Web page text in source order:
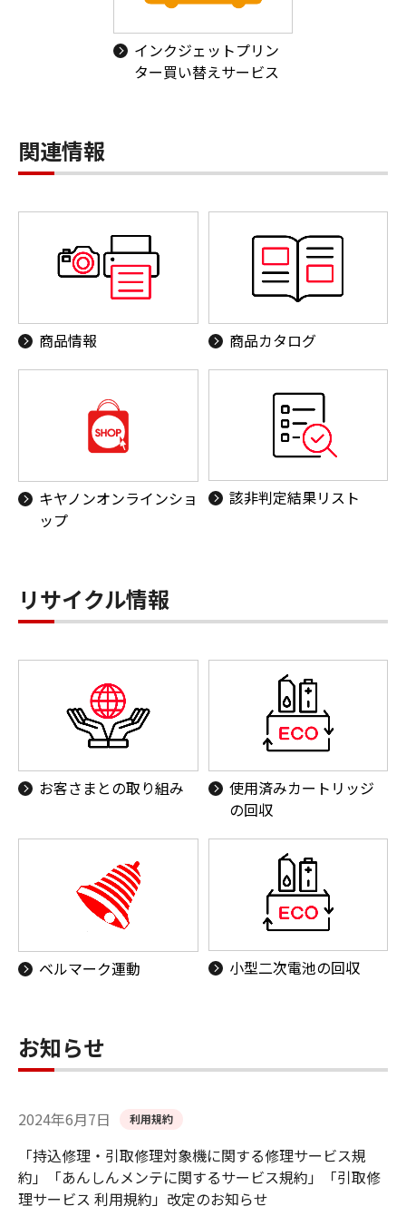
インクジェットプリン
ター買い替えサービス
関連情報
商品情報 商品カタログ
キヤノンオンラインショ
ップ
該非判定結果リスト
リサイクル情報
お客さまとの取り組み
使用済みカートリッジ
の回収
ベルマーク運動 小型二次電池の回収
お知らせ
2024年6月7日 利用規約
「持込修理・引取修理対象機に関する修理サービス規
約」「あんしんメンテに関するサービス規約」「引取修
理サービス 利用規約」改定のお知らせ